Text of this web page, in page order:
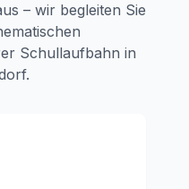
– wir begleiten Sie
Schullaufbahn in
.